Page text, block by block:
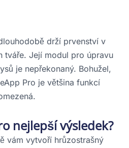
drží prvenství v
tváře. Její modul pro úpravu
je nepřekonaný. Bohužel,
Pro je většina funkcí
nejlepší výsledek?
vám vytvoří hrůzostrašný